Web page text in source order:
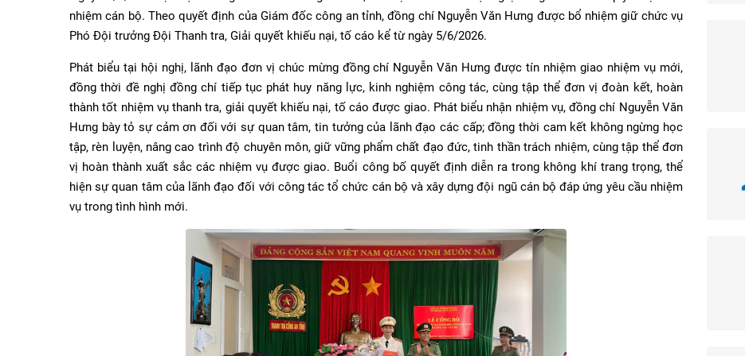
nhiệm cán bộ. Theo quyết định của Giám đốc công an tỉnh, đồng chí Nguyễn Văn Hưng được bổ nhiệm giữ chức vụ
Phó Đội trưởng Đội Thanh tra, Giải quyết khiếu nại, tố cáo kể từ ngày 5/6/2026.
Phát biểu tại hội nghị, lãnh đạo đơn vị chúc mừng đồng chí Nguyễn Văn Hưng được tín nhiệm giao nhiệm vụ mới,
đồng thời đề nghị đồng chí tiếp tục phát huy năng lực, kinh nghiệm công tác, cùng tập thể đơn vị đoàn kết, hoàn
thành tốt nhiệm vụ thanh tra, giải quyết khiếu nại, tố cáo được giao. Phát biểu nhận nhiệm vụ, đồng chí Nguyễn Văn
Hưng bày tỏ sự cảm ơn đối với sự quan tâm, tin tưởng của lãnh đạo các cấp; đồng thời cam kết không ngừng học
tập, rèn luyện, nâng cao trình độ chuyên môn, giữ vững phẩm chất đạo đức, tinh thần trách nhiệm, cùng tập thể đơn
vị hoàn thành xuất sắc các nhiệm vụ được giao. Buổi công bố quyết định diễn ra trong không khí trang trọng, thể
hiện sự quan tâm của lãnh đạo đối với công tác tổ chức cán bộ và xây dựng đội ngũ cán bộ đáp ứng yêu cầu nhiệm
vụ trong tình hình mới.